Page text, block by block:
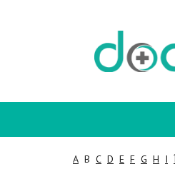
A B C D E F G H I